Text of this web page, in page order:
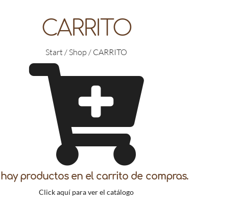
CARRITO
Start / Shop / CARRITO
hay productos en el carrito de compras.
Click aquí para ver el catálogo